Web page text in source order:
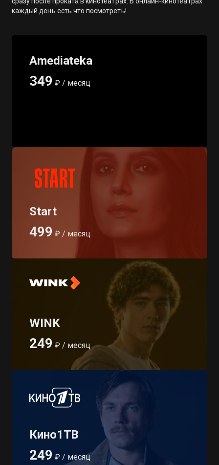
каждый день есть что посмотреть!
Amediateka
349 ₽ / месяц
Start
499 ₽ / месяц
WINK
249 ₽ / месяц
Кино1ТВ
249 ₽ / месяц